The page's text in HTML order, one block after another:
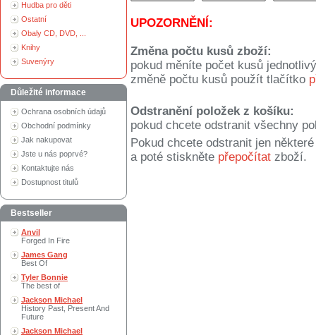
Hudba pro děti
Ostatní
Obaly CD, DVD, ...
Knihy
Suvenýry
Důležité informace
Ochrana osobních údajů
Obchodní podmínky
Jak nakupovat
Jste u nás poprvé?
Kontaktujte nás
Dostupnost titulů
Bestseller
Anvil
Forged In Fire
James Gang
Best Of
Tyler Bonnie
The best of
Jackson Michael
History Past, Present And
Future
Jackson Michael
UPOZORNĚNÍ:
Změna počtu kusů zboží:
pokud měníte počet kusů
změně počtu kusů použít tlačítko
Odstranění položek z košíku:
pokud chcete odstranit všechny
Pokud chcete odstranit jen
a poté stiskněte přepočítat zboží.